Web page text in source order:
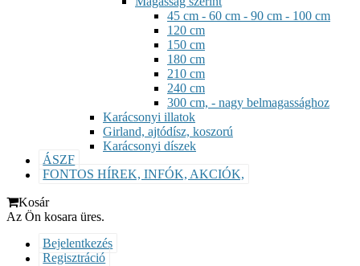
45 cm - 60 cm - 90 cm - 100 cm
120 cm
150 cm
180 cm
210 cm
240 cm
300 cm, - nagy belmagassághoz
Karácsonyi illatok
Girland, ajtódísz, koszorú
Karácsonyi díszek
ÁSZF
FONTOS HÍREK, INFÓK, AKCIÓK,
Kosár
Az Ön kosara üres.
Bejelentkezés
Regisztráció